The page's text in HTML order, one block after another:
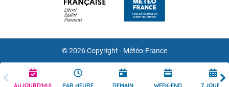
AUJOURD'HUI PAR HEURE DEMAIN WEEK-END 7 JOURS
© 2026 Copyright - Météo-France